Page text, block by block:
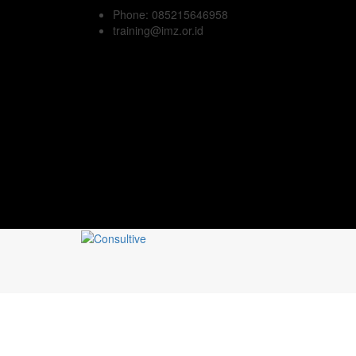
Phone: 085215646958
training@imz.or.id